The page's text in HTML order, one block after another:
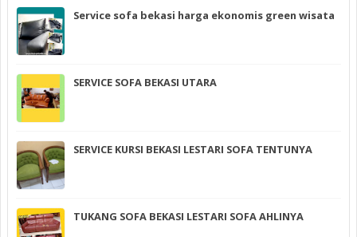
Service sofa bekasi harga ekonomis green wisata
SERVICE SOFA BEKASI UTARA
SERVICE KURSI BEKASI LESTARI SOFA TENTUNYA
TUKANG SOFA BEKASI LESTARI SOFA AHLINYA